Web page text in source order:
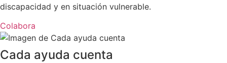
discapacidad y en situación vulnerable.
Colabora
Cada ayuda cuenta